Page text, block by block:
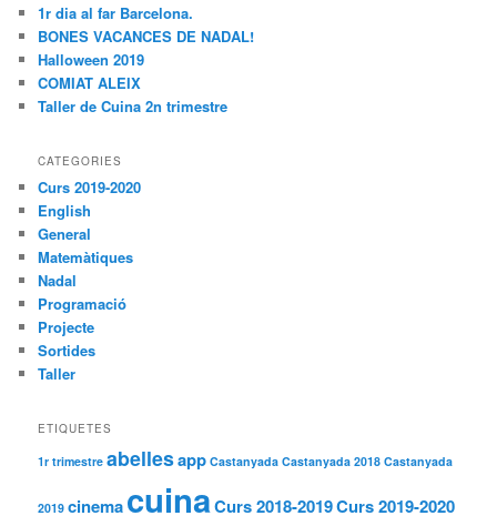
1r dia al far Barcelona.
BONES VACANCES DE NADAL!
Halloween 2019
COMIAT ALEIX
Taller de Cuina 2n trimestre
CATEGORIES
Curs 2019-2020
English
General
Matemàtiques
Nadal
Programació
Projecte
Sortides
Taller
ETIQUETES
1r trimestre abellesapp Castanyada Castanyada 2018 Castanyada
2019 cinemacuinaCurs 2018-2019Curs 2019-2020